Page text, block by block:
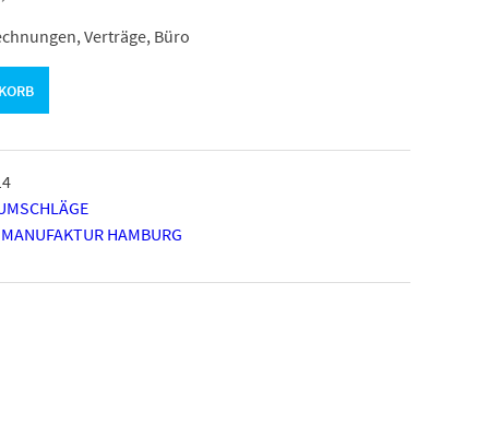
Verträge, Büro
HAMBURG